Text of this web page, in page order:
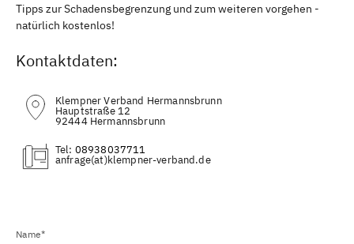
Tipps zur Schadensbegrenzung und zum weiteren vorgehen -
natürlich kostenlos!
Kontaktdaten:
Klempner Verband Hermannsbrunn
Hauptstraße 12
92444 Hermannsbrunn
Tel: 08938037711
(at)
Name*